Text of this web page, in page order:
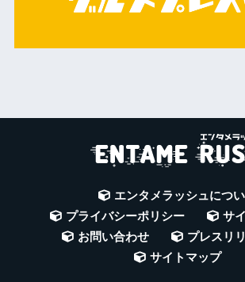
エンタメラッシュにつ
プライバシーポリシー
サ
お問い合わせ
プレスリ
サイトマップ